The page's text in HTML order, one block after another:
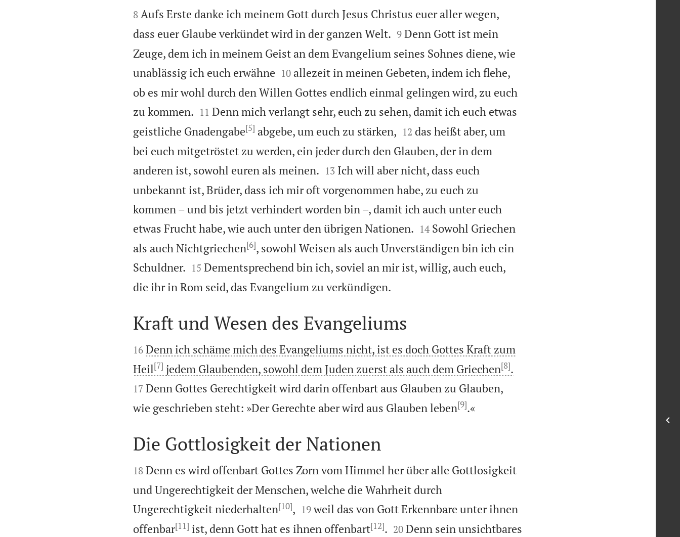


8 Aufs Erste danke ich meinem Gott durch Jesus Christus euer aller wegen,
dass euer Glaube verkündet wird in der ganzen Welt.
9 Denn Gott ist mein
Zeuge, dem ich in meinem Geist an dem Evangelium seines Sohnes diene, wie
unablässig ich euch erwähne
10 allezeit in meinen Gebeten, indem ich flehe,
ob es mir wohl durch den Willen Gottes endlich einmal gelingen wird, zu euch
zu kommen.
11 Denn mich verlangt sehr, euch zu sehen, damit ich euch etwas
geistliche Gnadengabe[5] abgebe, um euch zu stärken, 

12 das heißt aber, um
bei euch mitgetröstet zu werden, ein jeder durch den Glauben, der in dem
anderen ist, sowohl euren als meinen.
13 Ich will aber nicht, dass euch
unbekannt ist, Brüder, dass ich mir oft vorgenommen habe, zu euch zu
kommen – und bis jetzt verhindert worden bin –, damit ich auch unter euch
etwas Frucht habe, wie auch unter den übrigen Nationen.
14 Sowohl Griechen
als auch Nichtgriechen[6], sowohl Weisen als auch Unverständigen bin ich ein
Schuldner.
15 Dementsprechend bin ich, soviel an mir ist, willig, auch euch,
die ihr in Rom seid, das Evangelium zu verkündigen.

Kraft und Wesen des Evangeliums

16 Denn ich schäme mich des Evangeliums nicht, ist es doch Gottes Kraft zum
Heil[7] jedem Glaubenden, sowohl dem Juden zuerst als auch dem Griechen[8].
17 Denn Gottes Gerechtigkeit wird darin offenbart aus Glauben zu Glauben,
wie geschrieben steht: »Der Gerechte aber wird aus Glauben leben[9].«

Die Gottlosigkeit der Nationen

18 Denn es wird offenbart Gottes Zorn vom Himmel her über alle Gottlosigkeit
und Ungerechtigkeit der Menschen, welche die Wahrheit durch
Ungerechtigkeit niederhalten[10],
19 weil das von Gott Erkennbare unter ihnen
offenbar[11] ist, denn Gott hat es ihnen offenbart[12].
20 Denn sein unsichtbares